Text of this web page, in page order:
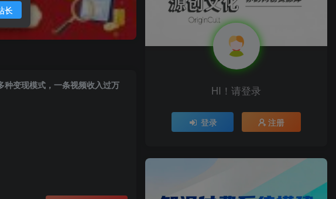
种变现模式，一条视频收入过万 HI！请登录
登录 注册
长